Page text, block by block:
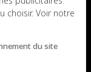
18h
choisir. Voir notre
du site